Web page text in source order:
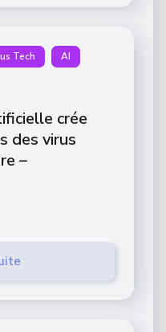
Tech AI
crée
des virus
–